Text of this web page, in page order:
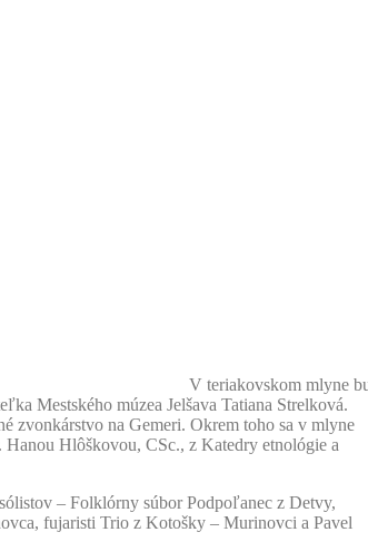
V teriakovskom mlyne
Mestského múzea Jelšava Tatiana Strelková.
zvonkárstvo na Gemeri. Okrem toho sa v mlyne
Hlôškovou, CSc., z Katedry etnológie a
– Folklórny súbor Podpoľanec z Detvy,
fujaristi Trio z Kotošky – Murinovci a Pavel